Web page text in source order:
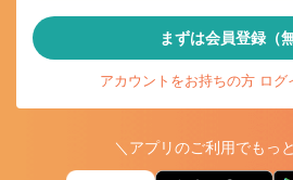
まずは会員登録（無
アカウントをお持ちの方 ログ
＼アプリのご利用でもっ